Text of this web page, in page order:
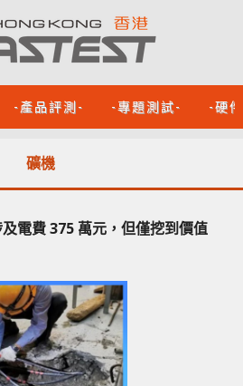
-產品評測- -專題測試- -硬
礦機
電費 375 萬元，但僅挖到價值